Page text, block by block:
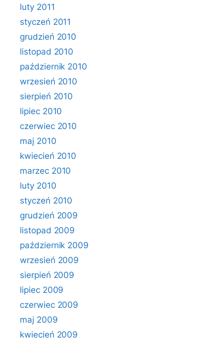
luty 2011
styczeń 2011
grudzień 2010
listopad 2010
październik 2010
wrzesień 2010
sierpień 2010
lipiec 2010
czerwiec 2010
maj 2010
kwiecień 2010
marzec 2010
luty 2010
styczeń 2010
grudzień 2009
listopad 2009
październik 2009
wrzesień 2009
sierpień 2009
lipiec 2009
czerwiec 2009
maj 2009
kwiecień 2009